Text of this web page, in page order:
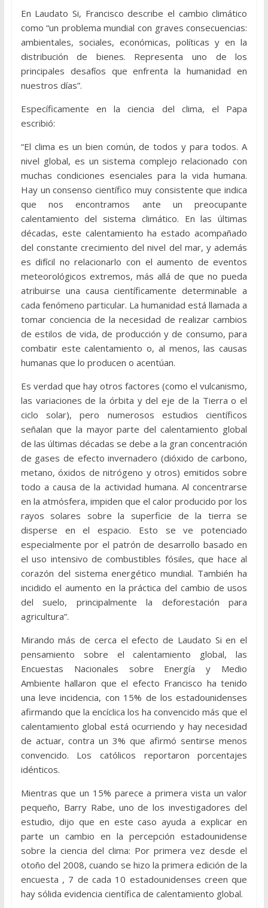
En Laudato Si, Francisco describe el cambio climático
como “un problema mundial con graves consecuencias:
ambientales, sociales, económicas, políticas y en la
distribución de bienes. Representa uno de los
principales desafíos que enfrenta la humanidad en
nuestros días”.
Específicamente en la ciencia del clima, el Papa
escribió:
“El clima es un bien común, de todos y para todos. A
nivel global, es un sistema complejo relacionado con
muchas condiciones esenciales para la vida humana.
Hay un consenso científico muy consistente que indica
que nos encontramos ante un preocupante
calentamiento del sistema climático. En las últimas
décadas, este calentamiento ha estado acompañado
del constante crecimiento del nivel del mar, y además
es difícil no relacionarlo con el aumento de eventos
meteorológicos extremos, más allá de que no pueda
atribuirse una causa científicamente determinable a
cada fenómeno particular. La humanidad está llamada a
tomar conciencia de la necesidad de realizar cambios
de estilos de vida, de producción y de consumo, para
combatir este calentamiento o, al menos, las causas
humanas que lo producen o acentúan.
Es verdad que hay otros factores (como el vulcanismo,
las variaciones de la órbita y del eje de la Tierra o el
ciclo solar), pero numerosos estudios científicos
señalan que la mayor parte del calentamiento global
de las últimas décadas se debe a la gran concentración
de gases de efecto invernadero (dióxido de carbono,
metano, óxidos de nitrógeno y otros) emitidos sobre
todo a causa de la actividad humana. Al concentrarse
en la atmósfera, impiden que el calor producido por los
rayos solares sobre la superficie de la tierra se
disperse en el espacio. Esto se ve potenciado
especialmente por el patrón de desarrollo basado en
el uso intensivo de combustibles fósiles, que hace al
corazón del sistema energético mundial. También ha
incidido el aumento en la práctica del cambio de usos
del suelo, principalmente la deforestación para
agricultura”.
Mirando más de cerca el efecto de Laudato Si en el
pensamiento sobre el calentamiento global, las
Encuestas Nacionales sobre Energía y Medio
Ambiente hallaron que el efecto Francisco ha tenido
una leve incidencia, con 15% de los estadounidenses
afirmando que la encíclica los ha convencido más que el
calentamiento global está ocurriendo y hay necesidad
de actuar, contra un 3% que afirmó sentirse menos
convencido. Los católicos reportaron porcentajes
idénticos.
Mientras que un 15% parece a primera vista un valor
pequeño, Barry Rabe, uno de los investigadores del
estudio, dijo que en este caso ayuda a explicar en
parte un cambio en la percepción estadounidense
sobre la ciencia del clima: Por primera vez desde el
otoño del 2008, cuando se hizo la primera edición de la
encuesta , 7 de cada 10 estadounidenses creen que
hay sólida evidencia científica de calentamiento global.